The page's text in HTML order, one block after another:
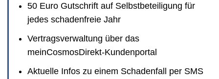
50 Euro Gutschrift auf Selbstbeteiligung für
jedes schadenfreie Jahr
Vertragsverwaltung über das
meinCosmosDirekt-Kundenportal
Aktuelle Infos zu einem Schadenfall per SMS